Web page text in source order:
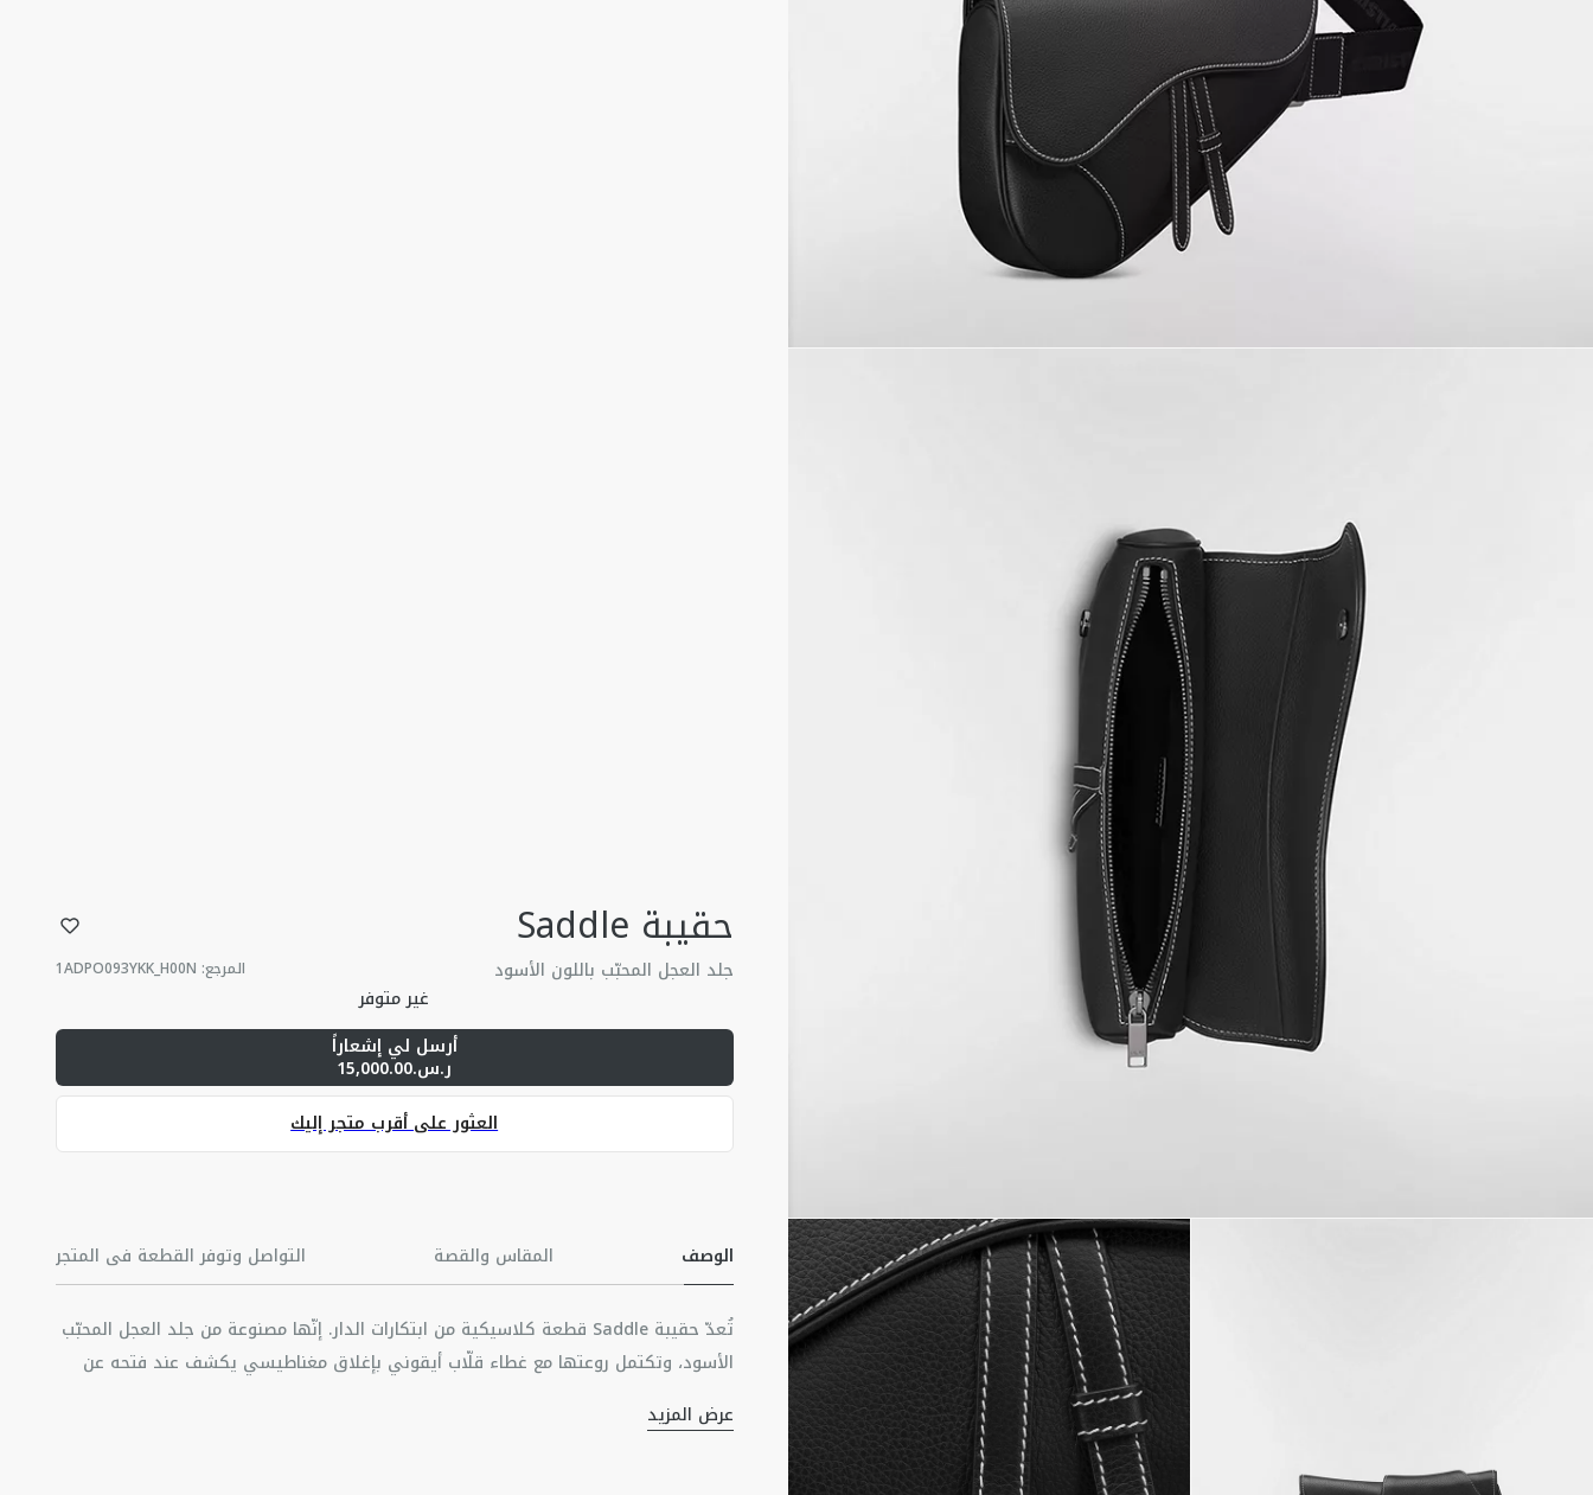
حقيبة Saddle
جلد العجل المحبّب باللون الأسود المرجع:
1ADPO093YKK_H00N
غير متوفر
أرسل لي إشعاراً
ر.س.15,000.00
العثور على أقرب متجر إليك
الوصف المقاس والقصة التواصل وتوفر القطعة في المتجر
تُعدّ حقيبة Saddle قطعة كلاسيكية من ابتكارات الدار. إنّها مصنوعة من جلد العجل المحبّب
الأسود، وتكتمل روعتها مع غطاء قلّاب أيقوني بإغلاق مغناطيسي يكشف عند فتحه عن
قابلاً للتعديل يحمل توقيع Christian Dior، ما يتيح حملها بشكل منحرف على الجسم.
المادتان الرئيسيتان: جلد العجل وقماش تقنيّ
عرض المزيد